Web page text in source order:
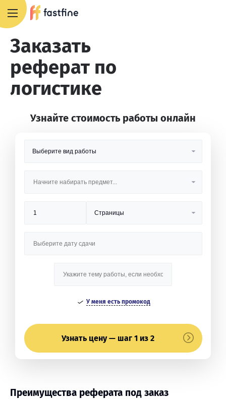
Заказать
реферат по
логистике
Узнайте стоимость работы онлайн
У меня есть промокод
Узнать цену — шаг 1 из 2
Преимущества реферата под заказ